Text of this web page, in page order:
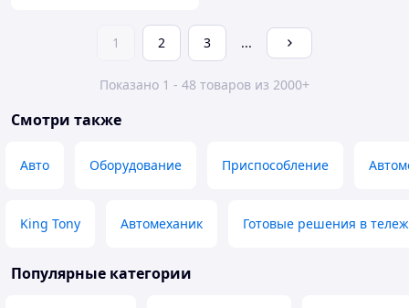
1 2 3 ...
Показано 1 - 48 товаров из 2000+
Смотри также
Авто Оборудование Приспособление
King Tony Автомеханик Готовые решения в
Популярные категории